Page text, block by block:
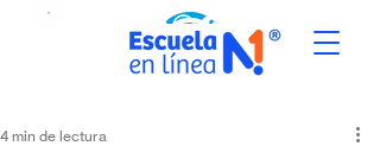
4 min de lectura